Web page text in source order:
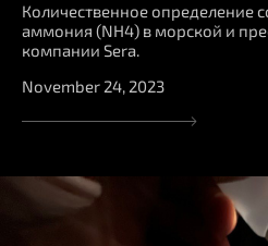
Количественное определение
аммония (NH4) в морской и
компании Sera.
November 24, 2023